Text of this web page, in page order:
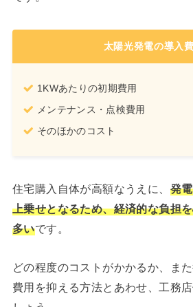
太陽光発電の導入
1KWあたりの初期費用
メンテナンス・点検費用
そのほかのコスト
住宅購入自体が高額なうえに、 発
上乗せとなるため、経済的な負担
多いです。
どの程度のコストがかかるか、ま
費用を抑える方法とあわせ、工務